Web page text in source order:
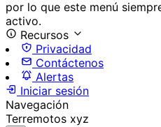
por lo que este menú
activo.
Recursos
Privacidad
Contáctenos
Alertas
Iniciar sesión
Navegación
Terremotos xyz